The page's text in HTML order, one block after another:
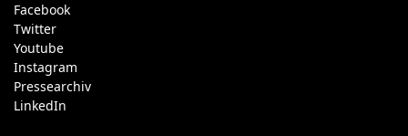
Facebook
Twitter
Youtube
Instagram
Pressearchiv
LinkedIn